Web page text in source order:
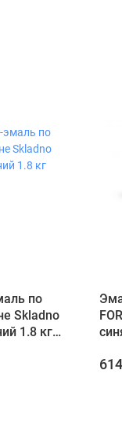
по
Skladno
1.8 кг